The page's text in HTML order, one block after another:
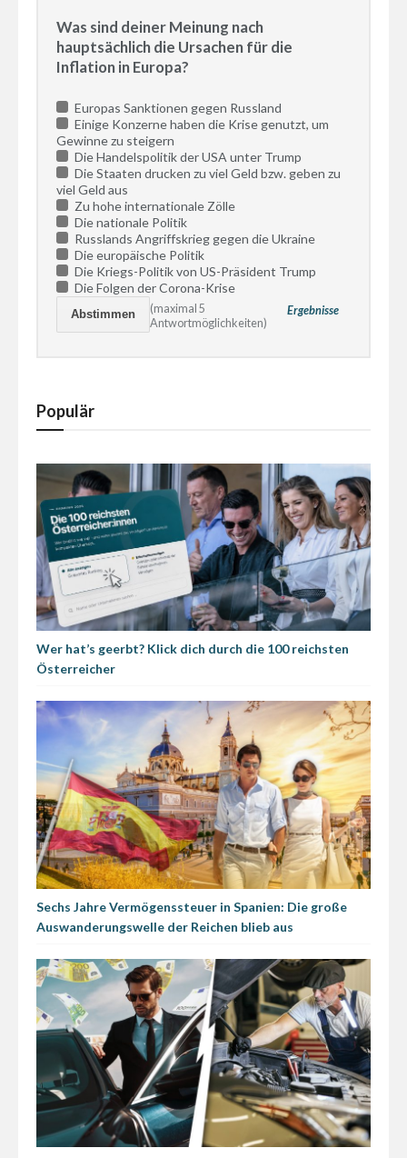
Was sind deiner Meinung nach
hauptsächlich die Ursachen für die
Inflation in Europa?
Europas Sanktionen gegen Russland
Einige Konzerne haben die Krise genutzt, um
Gewinne zu steigern
Die Handelspolitik der USA unter Trump
Die Staaten drucken zu viel Geld bzw. geben zu
viel Geld aus
Zu hohe internationale Zölle
Die nationale Politik
Russlands Angriffskrieg gegen die Ukraine
Die europäische Politik
Die Kriegs-Politik von US-Präsident Trump
Die Folgen der Corona-Krise
Ergebnisse
(maximal 5
Antwortmöglichkeiten)
Populär
Wer hat’s geerbt? Klick dich durch die 100 reichsten
Österreicher
Sechs Jahre Vermögenssteuer in Spanien: Die große
Auswanderungswelle der Reichen blieb aus